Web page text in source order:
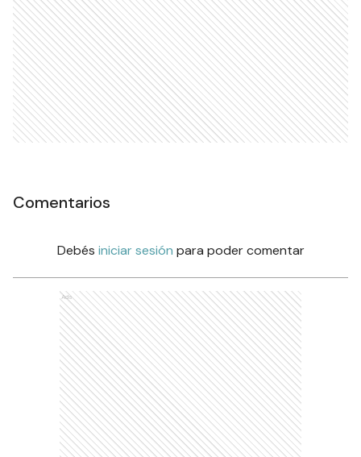
Comentarios
Debés iniciar sesión para poder comentar
Ads